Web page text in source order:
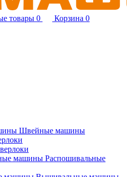
товары 0 Корзина 0
Швейные машины
Распошивальные